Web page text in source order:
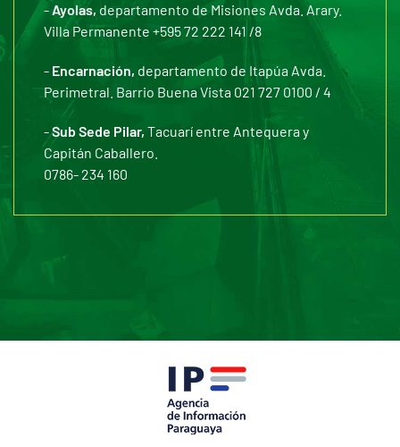
-Ayolas, departamento de Misiones Avda. Arary.
Villa Permanente +595 72 222 141 /8
- Encarnación, departamento de Itapúa Avda.
Perimetral. Barrio Buena Vista 021 727 0100 / 4
-Sub Sede Pilar, Tacuarí entre Antequera y
Capitán Caballero.
0786- 234 160